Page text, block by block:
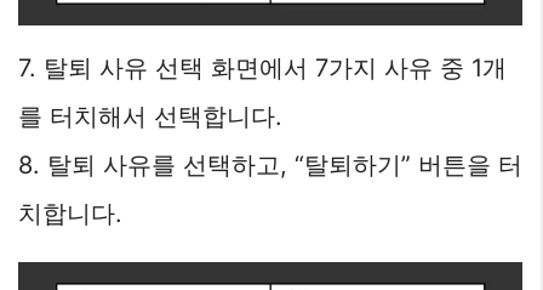
7. 탈퇴 사유 선택 화면에서 7가지 사유 중 1개
를 터치해서 선택합니다.
8. 탈퇴 사유를 선택하고, “탈퇴하기” 버튼을 터
치합니다.